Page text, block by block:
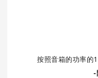
按照音箱的功率的
-